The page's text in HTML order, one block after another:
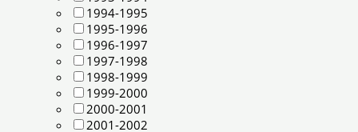
1994-1995
1995-1996
1996-1997
1997-1998
1998-1999
1999-2000
2000-2001
2001-2002